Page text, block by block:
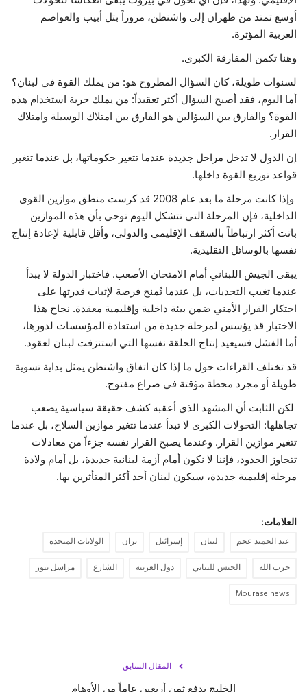
أوسع تمتد من طهران إلى واشنطن، مروراً بتل أبيب والعواصم
العربية المؤثرة.
وهنا تكمن المفارقة الكبرى.
لسنوات طويلة، كان السؤال المطروح هو: من يملك القوة في لبنان؟
أما اليوم، فقد أصبح السؤال أكثر تعقيداً: من يملك حرية استخدام هذه
القوة؟ والفارق بين السؤالين هو الفارق بين امتلاك الوسيلة وامتلاك
القرار.
إن الدول لا تدخل مراحل جديدة عندما تتغير حكوماتها، بل عندما تتغير
قواعد توزيع القوة داخلها.
وإذا كانت مرحلة ما بعد عام 2008 قد كرست منطق موازين القوى
الداخلية، فإن المرحلة التي تتشكل اليوم توحي بأن هذه الموازين
باتت أكثر ارتباطاً بالسقف الإقليمي والدولي، وأقل قابلية لإعادة إنتاج
نفسها بالوسائل التقليدية.
يبقى الجيش اللبناني أمام الامتحان الأصعب. فاختبار الدولة لا يبدأ
عندما تغيب التحديات، بل عندما تُمنح فرصة لإثبات قدرتها على
احتكار القرار الأمني ضمن بيئة داخلية وإقليمية معقدة. نجاح هذا
الاختبار قد يؤسس لمرحلة جديدة من استعادة المؤسسات لدورها،
أما الفشل فسيعيد إنتاج الحلقة نفسها التي استنزفت لبنان لعقود.
قد تختلف القراءات حول ما إذا كان اتفاق واشنطن يمثل بداية تسوية
طويلة أو مجرد محطة مؤقتة في صراع مفتوح.
لكن الثابت أن المشهد الذي أعقبه كشف حقيقة سياسية يصعب
تجاهلها: التحولات الكبرى لا تبدأ عندما تتغير موازين السلاح، بل عندما
تتغير موازين القرار. وعندما يصبح القرار نفسه جزءاً من معادلات
تتجاوز الحدود، فإننا لا نكون أمام أزمة لبنانية جديدة، بل أمام ولادة
مرحلة إقليمية جديدة، سيكون لبنان أحد أكثر المتأثرين بها.
العلامات:
عبد الحميد عجم لبنان إسرائيل يران
الولايات المتحدة
حزب الله
الجيش للبناني دول العربية الشارع
مراسل نيوز
Mouraselnews
المقال السابق
الخليج يدفع ثمن أربعين عاماً من الأوهام